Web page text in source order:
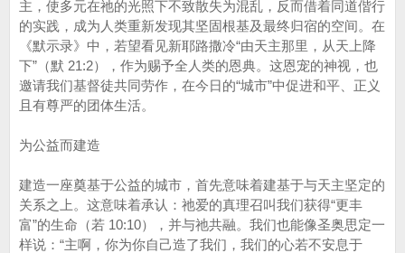
主，使多元在祂的光照下不致散失为混乱，反而借着同道偕行
的实践，成为人类重新发现其坚固根基及最终归宿的空间。在
《默示录》中，若望看见新耶路撒冷“由天主那里，从天上降
下”（默 21:2），作为赐予全人类的恩典。这恩宠的神视，也
邀请我们基督徒共同劳作，在今日的“城市”中促进和平、正义
且有尊严的团体生活。
为公益而建造
建造一座奠基于公益的城市，首先意味着建基于与天主坚定的
关系之上。这意味着承认：祂爱的真理召叫我们获得“更丰
富”的生命（若 10:10），并与祂共融。我们也能像圣奥思定一
样说：“主啊，你为你自己造了我们，我们的心若不安息于